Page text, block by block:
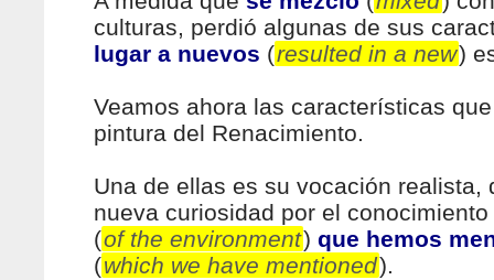
culturas, perdió algunas de sus
lugar a nuevos (resulted in a new)
Veamos ahora las características
pintura del Renacimiento.
Una de ellas es su vocación realista,
nueva curiosidad por el conocimiento
(of the environment) que hemos
(which we have mentioned).